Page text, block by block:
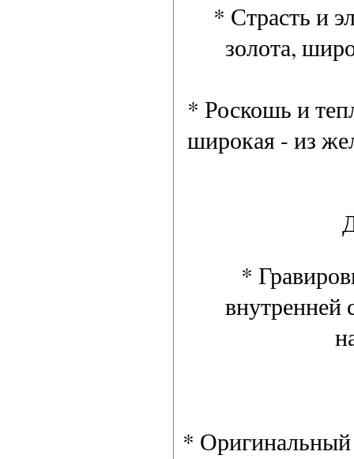
* Страсть и
золота,
* Роскошь и
широкая - из
*
внутренней
* Оригинальный